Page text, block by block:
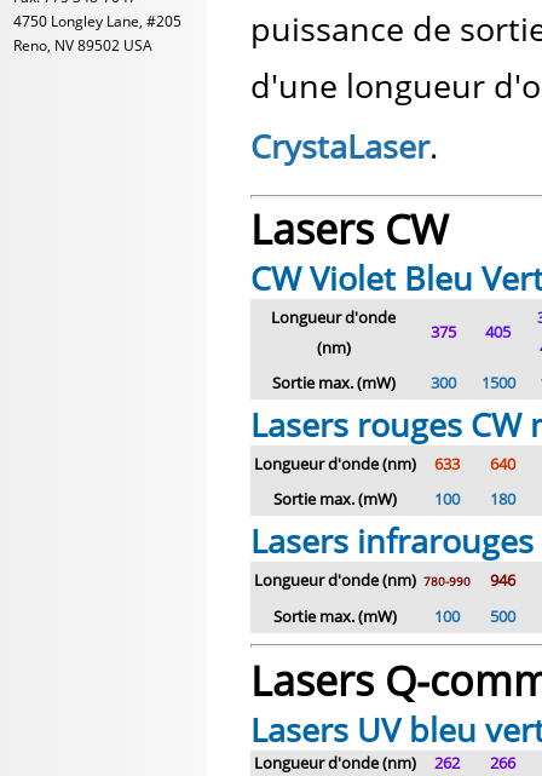
4750 Longley Lane, #205
Reno, NV 89502 USA
puissance de
d'une longueur
CrystaLaser.
Lasers CW
CW Violet Bleu
Longueur d'onde
(nm)
375 405
Sortie max. (mW)
300 1500
Lasers rouges CW
Longueur d'onde (nm) 633
640
Sortie max. (mW)
100 180
Lasers infrarouges
Longueur d'onde (nm) 780-990 946
Sortie max. (mW)
100 500
Lasers Q-
Lasers UV bleu
Longueur d'onde (nm) 262 266